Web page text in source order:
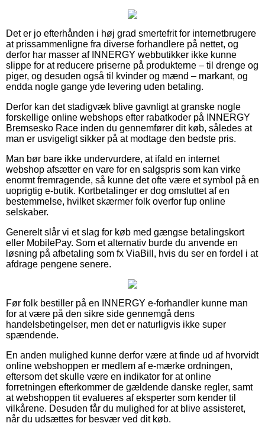
Det er jo efterhånden i høj grad smertefrit for internetbrugere
at prissammenligne fra diverse forhandlere på nettet, og
derfor har masser af INNERGY webbutikker ikke kunne
slippe for at reducere priserne på produkterne – til drenge og
piger, og desuden også til kvinder og mænd – markant, og
endda nogle gange yde levering uden betaling.
Derfor kan det stadigvæk blive gavnligt at granske nogle
forskellige online webshops efter rabatkoder på INNERGY
Bremsesko Race inden du gennemfører dit køb, således at
man er usvigeligt sikker på at modtage den bedste pris.
Man bør bare ikke undervurdere, at ifald en internet
webshop afsætter en vare for en salgspris som kan virke
enormt fremragende, så kunne det ofte være et symbol på en
uoprigtig e-butik. Kortbetalinger er dog omsluttet af en
bestemmelse, hvilket skærmer folk overfor fup online
selskaber.
Generelt slår vi et slag for køb med gængse betalingskort
eller MobilePay. Som et alternativ burde du anvende en
løsning på afbetaling som fx ViaBill, hvis du ser en fordel i at
afdrage pengene senere.
Før folk bestiller på en INNERGY e-forhandler kunne man
for at være på den sikre side gennemgå dens
handelsbetingelser, men det er naturligvis ikke super
spændende.
En anden mulighed kunne derfor være at finde ud af hvorvidt
online webshoppen er medlem af e-mærke ordningen,
eftersom det skulle være en indikator for at online
forretningen efterkommer de gældende danske regler, samt
at webshoppen tit evalueres af eksperter som kender til
vilkårene. Desuden får du mulighed for at blive assisteret,
når du udsættes for besvær ved dit køb.